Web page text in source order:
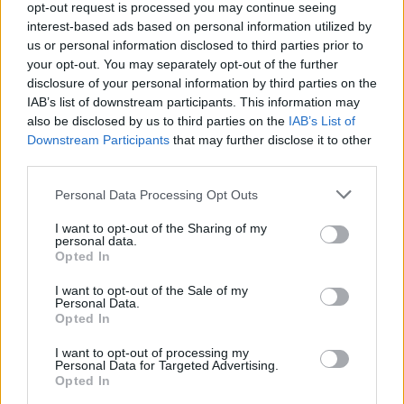
opt-out request is processed you may continue seeing
interest-based ads based on personal information utilized by
us or personal information disclosed to third parties prior to
your opt-out. You may separately opt-out of the further
disclosure of your personal information by third parties on the
IAB’s list of downstream participants. This information may
also be disclosed by us to third parties on the IAB’s List of
Downstream Participants that may further disclose it to other
Please note that this website/app uses one or more Google
not limited to your visit or usage behaviour. You may click to
grant or deny consent to Google and its third-party tags to
use your data for below specified purposes in below Google
consent section.
Personal Data Processing Opt Outs
I want to opt-out of the Sharing of my
personal data.
Opted In
I want to opt-out of the Sale of my
Personal Data.
Opted In
I want to opt-out of processing my
Personal Data for Targeted Advertising.
Opted In
Das Eisenbahnviadukt von Biatorbágy nach der Explosion.
Foto: Wikimedia Commons
Die Explosion führte dazu, dass die Lokomotive und mehrere
Waggons in das darunter liegende Tal stürzten. Siebzehn
Am Tatort hinterließ der Täter einen Brief mit der Aufschrift:
“Arbeiter, ihr habt keine Rechte – wir werden sie von den
Kapitalisten einfordern…”
Diese Botschaft wirft auch heute noch Fragen darüber auf,
einer solchen Tat entschloss.
kriminelles Geheimnis
Die Explosion, die Ungarn erschütterte